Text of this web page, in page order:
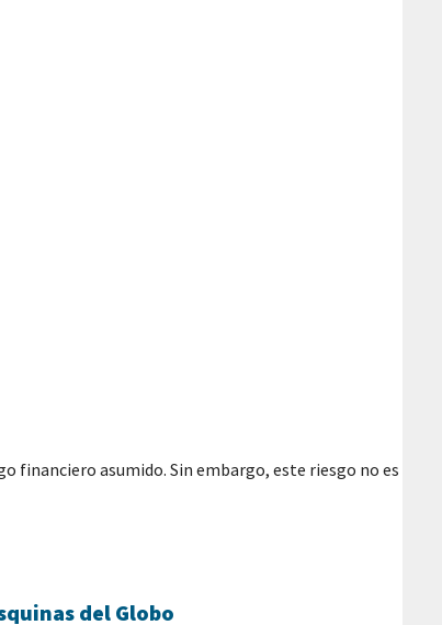
financiero asumido. Sin embargo, este riesgo no es
del Globo